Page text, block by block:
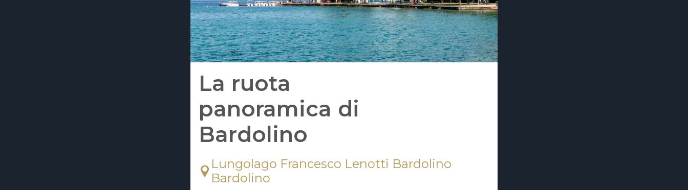
La ruota
panoramica di
Bardolino
Lungolago Francesco Lenotti Bardolino
Bardolino